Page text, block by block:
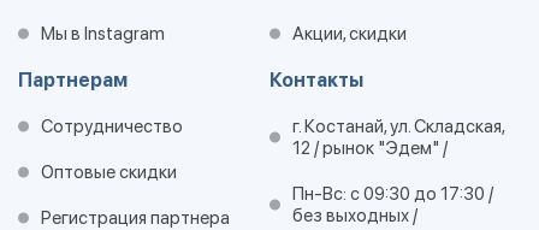
Мы в Instagram Акции, скидки
Партнерам
Сотрудничество
Оптовые скидки
Регистрация партнера
Контакты
г. Костанай, ул. Складская,
12 / рынок "Эдем" /
Пн-Вс: с 09:30 до 17:30 /
без выходных /